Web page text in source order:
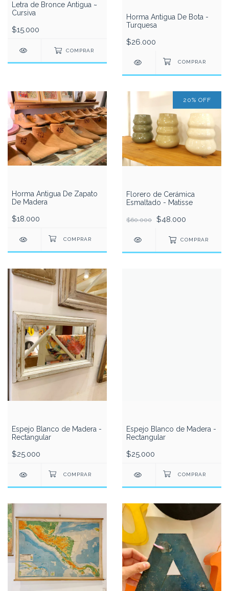
Letra de Bronce Antigua ~
Cursiva
$15.000
COMPRAR
Horma Antigua De Bota -
Turquesa
$26.000
Horma Antigua De Zapato
De Madera
$18.000
20% OFF
Florero de Cerámica
Esmaltado - Matisse
$60.000 $48.000
COMPRAR
Espejo Blanco de Madera -
Rectangular
$25.000
Espejo Blanco de Madera -
Rectangular
$25.000